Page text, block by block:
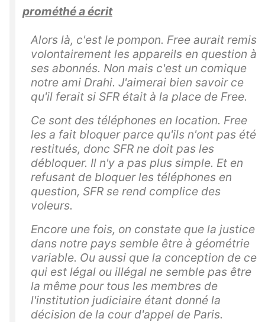
prométhé a écrit
Alors là, c'est le pompon. Free aurait remis
volontairement les appareils en question à
ses abonnés. Non mais c'est un comique
notre ami Drahi. J'aimerai bien savoir ce
qu'il ferait si SFR était à la place de Free.
Ce sont des téléphones en location. Free
les a fait bloquer parce qu'ils n'ont pas été
restitués, donc SFR ne doit pas les
débloquer. Il n'y a pas plus simple. Et en
refusant de bloquer les téléphones en
question, SFR se rend complice des
voleurs.
Encore une fois, on constate que la justice
dans notre pays semble être à géométrie
variable. Ou aussi que la conception de ce
qui est légal ou illégal ne semble pas être
la même pour tous les membres de
l'institution judiciaire étant donné la
décision de la cour d'appel de Paris.